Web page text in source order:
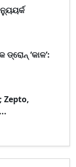
ଡ୍ରୋନ୍ ‘କାଳ’:
Zepto,